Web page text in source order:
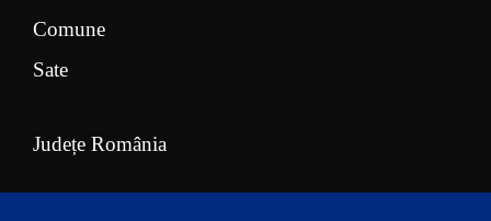
Comune
Sate
Județe România